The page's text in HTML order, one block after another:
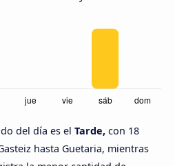
del día es el Tarde, con 18
hasta Guetaria, mientras